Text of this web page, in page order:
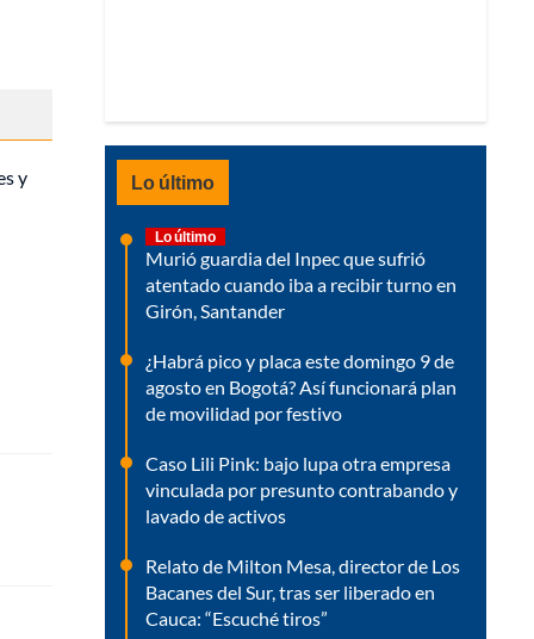
y
Lo último
Lo último
Murió guardia del Inpec que sufrió
atentado cuando iba a recibir turno en
Girón, Santander
¿Habrá pico y placa este domingo 9 de
agosto en Bogotá? Así funcionará plan
de movilidad por festivo
Caso Lili Pink: bajo lupa otra empresa
vinculada por presunto contrabando y
lavado de activos
Relato de Milton Mesa, director de Los
Bacanes del Sur, tras ser liberado en
Cauca: “Escuché tiros”